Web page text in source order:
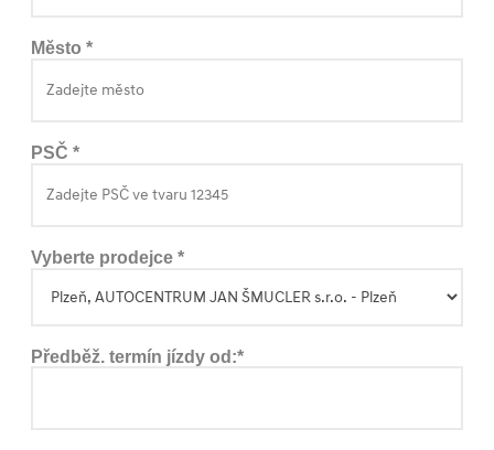
Město *
PSČ *
Vyberte prodejce *
Předběž. termín jízdy od:*